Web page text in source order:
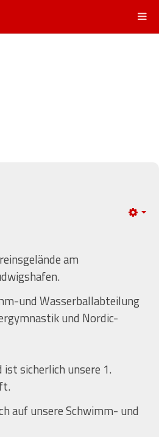
am
und Wasserballabteilung
und Nordic-
sicherlich unsere 1.
auf unsere Schwimm- und